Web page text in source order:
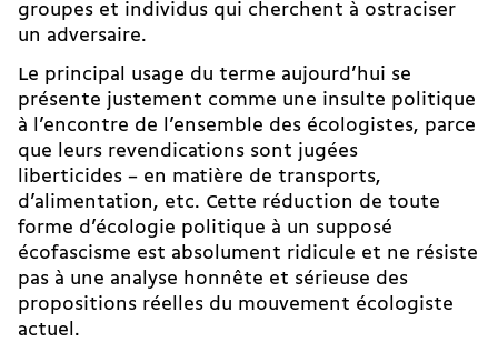
groupes et individus qui cherchent à ostraciser
un adversaire.
Le principal usage du terme aujourd’hui se
présente justement comme une insulte politique
à l’encontre de l’ensemble des écologistes, parce
que leurs revendications sont jugées
liberticides – en matière de transports,
d’alimentation, etc. Cette réduction de toute
forme d’écologie politique à un supposé
écofascisme est absolument ridicule et ne résiste
pas à une analyse honnête et sérieuse des
propositions réelles du mouvement écologiste
actuel.